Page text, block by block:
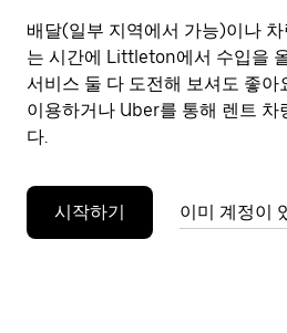
닫
으
려
면
Esc
키
누
세
배달(일부 지역에서 가능)이나
는 시간에 Littleton에서 수입을
서비스 둘 다 도전해 보셔도 좋아
이용하거나 Uber를 통해 렌트 차
다.
시작하기 이미 계정이